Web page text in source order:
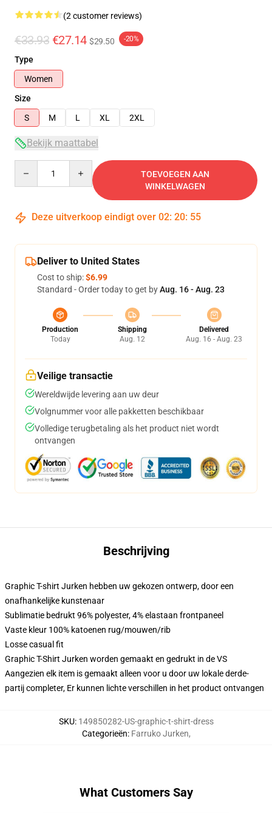
(2 customer reviews)
€33.93 €27.14 $29.50 -20%
Type
Women
Size
S
M L XL 2XL
Bekijk maattabel
TOEVOEGEN AAN
WINKELWAGEN
Deze uitverkoop eindigt over 02: 20: 54
Deliver to United States
Cost to ship:$6.99
Standard - Order today to get byAug. 16 - Aug. 23
Production
Today
Shipping
Aug. 12
Delivered
Aug. 16 - Aug. 23
Veilige transactie
Wereldwijde levering aan uw deur
Volgnummer voor alle pakketten beschikbaar
Volledige terugbetaling als het product niet wordt
ontvangen
Beschrijving
Graphic T-shirt Jurken hebben uw gekozen ontwerp, door een
onafhankelijke kunstenaar
Sublimatie bedrukt 96% polyester, 4% elastaan frontpaneel
Vaste kleur 100% katoenen rug/mouwen/rib
Losse casual fit
Graphic T-Shirt Jurken worden gemaakt en gedrukt in de VS
Aangezien elk item is gemaakt alleen voor u door uw lokale derde-
partij completer, Er kunnen lichte verschillen in het product ontvangen
SKU: 149850282-US-graphic-t-shirt-dress
Categorieën: Farruko Jurken,
What Customers Say